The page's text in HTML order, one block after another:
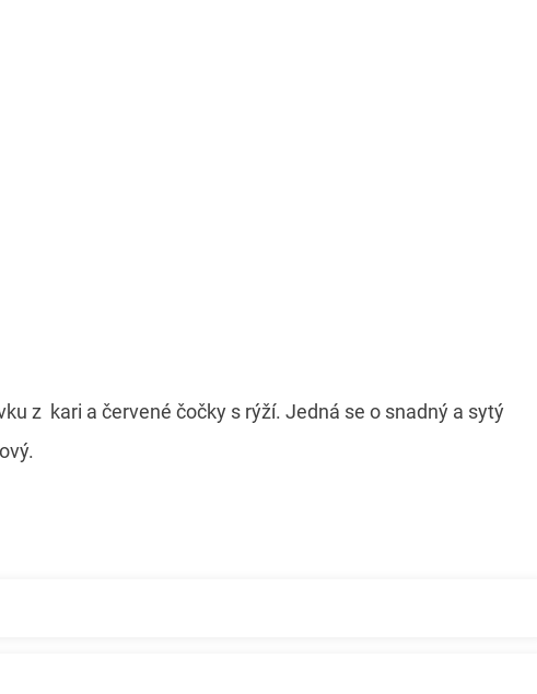
z kari a červené čočky s rýží. Jedná se o snadný a sytý